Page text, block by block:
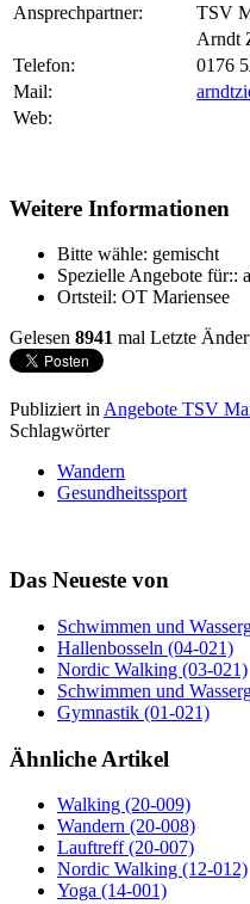
Ansprechpartner:
TSV
Arndt
Telefon:
0176
Mail:
Web:
Weitere Informationen
Bitte wähle: gemischt
Spezielle Angebote für::
Ortsteil: OT Mariensee
Gelesen 8941 mal Letzte
Publiziert in Angebote TSV
Schlagwörter
Wandern
Gesundheitssport
Das Neueste von
Schwimmen und
Hallenbosseln (04-021)
Nordic Walking (03-021)
Schwimmen und
Gymnastik (01-021)
Ähnliche Artikel
Walking (20-009)
Wandern (20-008)
Lauftreff (20-007)
Nordic Walking (12-012)
Yoga (14-001)